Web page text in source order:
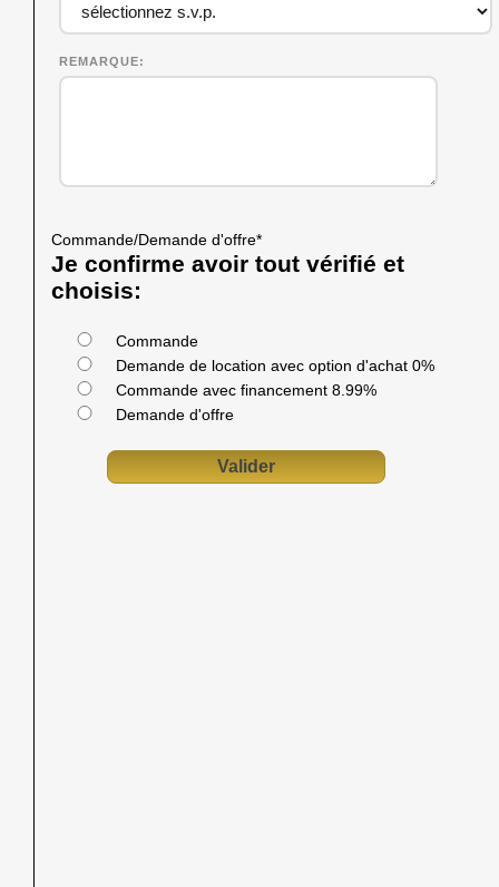
REMARQUE
Commande/Demande d'offre*
Je confirme avoir tout vérifié et
choisis:
Commande
Demande de location avec option d'achat 0%
Commande avec financement 8.99%
Demande d'offre